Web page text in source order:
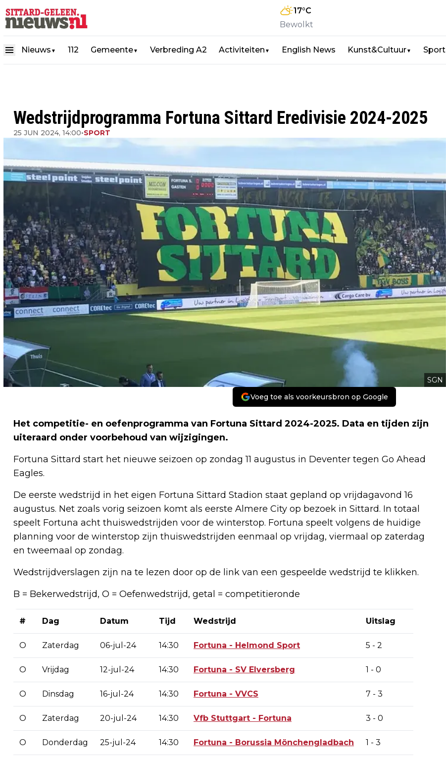
17°C
Bewolkt
Nieuws ▼ 112 Gemeente▼ Verbreding A2 Activiteiten ▼ English News Kunst&Cultuur▼ Sport
Wedstrijdprogramma Fortuna Sittard Eredivisie 2024-2025
25 JUN 2024, 14:00•SPORT
SGN
Voeg toe als voorkeursbron op Google
Het competitie- en oefenprogramma van Fortuna Sittard 2024-2025. Data en tijden zijn
uiteraard onder voorbehoud van wijzigingen.
Fortuna Sittard start het nieuwe seizoen op zondag 11 augustus in Deventer tegen Go Ahead
Eagles.
De eerste wedstrijd in het eigen Fortuna Sittard Stadion staat gepland op vrijdagavond 16
augustus. Net zoals vorig seizoen komt als eerste Almere City op bezoek in Sittard. In totaal
speelt Fortuna acht thuiswedstrijden voor de winterstop. Fortuna speelt volgens de huidige
planning voor de winterstop zijn thuiswedstrijden eenmaal op vrijdag, viermaal op zaterdag
en tweemaal op zondag.
Wedstrijdverslagen zijn na te lezen door op de link van een gespeelde wedstrijd te klikken.
B = Bekerwedstrijd, O = Oefenwedstrijd, getal = competitieronde
# Dag Datum Tijd Wedstrijd Uitslag
O Zaterdag 06-jul-24 14:30 Fortuna - Helmond Sport 5 - 2
O Vrijdag 12-jul-24 14:30 Fortuna - SV Elversberg 1 - 0
O Dinsdag 16-jul-24 14:30 Fortuna - VVCS 7 - 3
O Zaterdag 20-jul-24 14:30 Vfb Stuttgart - Fortuna 3 - 0
O Donderdag 25-jul-24 14:30 Fortuna - Borussia Mönchengladbach 1 - 3